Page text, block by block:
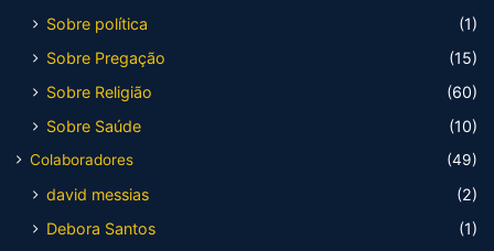
Sobre política
(1)
Sobre Pregação
(15)
Sobre Religião
(60)
Sobre Saúde
(10)
Colaboradores (49)
david messias
(2)
Debora Santos
(1)